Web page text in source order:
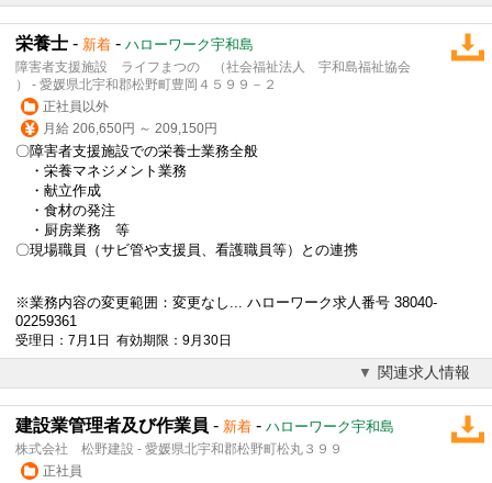
栄養士 - 新着 - ハローワーク宇和島
障害者支援施設 ライフまつの （社会福祉法人 宇和島福祉協会
） - 愛媛県北宇和郡松野町豊岡４５９９－２
正社員以外
月給 206,650円 ～ 209,150円
〇障害者支援施設での栄養士業務全般
・栄養マネジメント業務
・献立作成
・食材の発注
・厨房業務 等
〇現場職員（サビ管や支援員、看護職員等）との連携
※業務内容の変更範囲：変更なし... ハローワーク求人番号 38040-
02259361
受理日：7月1日 有効期限：9月30日
関連求人情報
建設業管理者及び作業員 - 新着 - ハローワーク宇和島
株式会社 松野建設 - 愛媛県北宇和郡松野町松丸３９９
正社員